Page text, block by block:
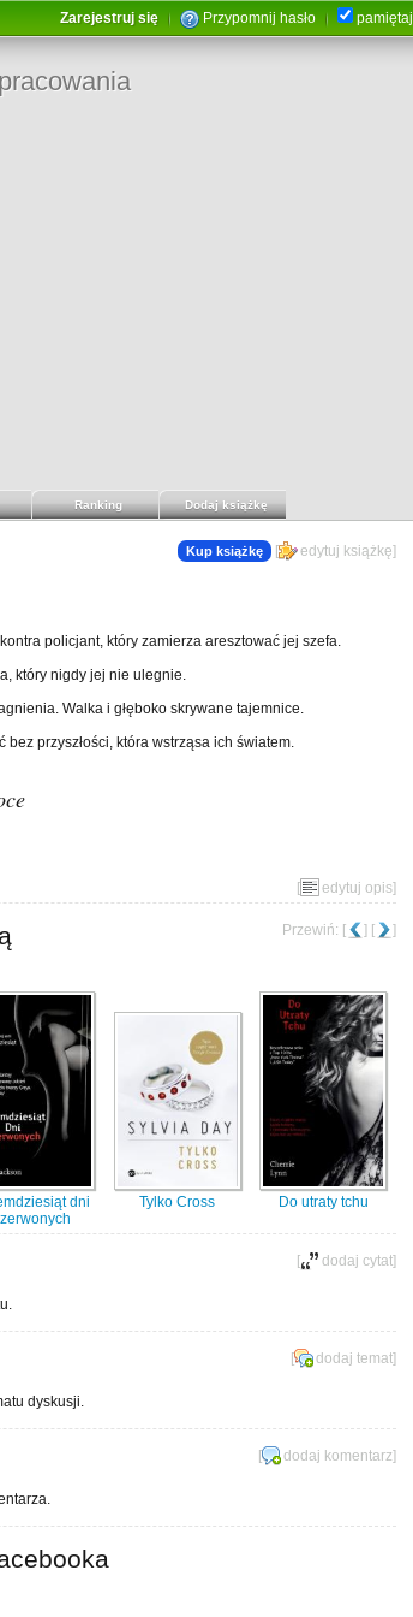
Zarejestruj się Przypomnij hasło pamiętaj
Ranking Dodaj książkę
Kup książkę [ edytuj książkę]
policjant, który zamierza aresztować jej szefa.
który nigdy jej nie ulegnie.
Walka i głęboko skrywane tajemnice.
bez przyszłości, która wstrząsa ich światem.
[
edytuj opis]
Przewiń: [ ] [ ]
dni
Tylko Cross Do utraty tchu
[ dodaj cytat]
[ dodaj temat]
dyskusji.
[ dodaj komentarz]